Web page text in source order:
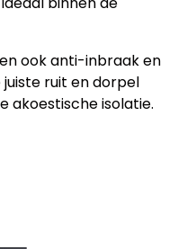
ook anti-inbraak en
ruit en dorpel
akoestische isolatie.